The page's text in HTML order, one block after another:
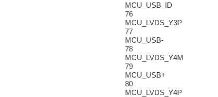
MCU_USB_ID
76
MCU_LVDS_Y3P
77
MCU_USB-
78
MCU_LVDS_Y4M
79
MCU_USB+
80
MCU_LVDS_Y4P